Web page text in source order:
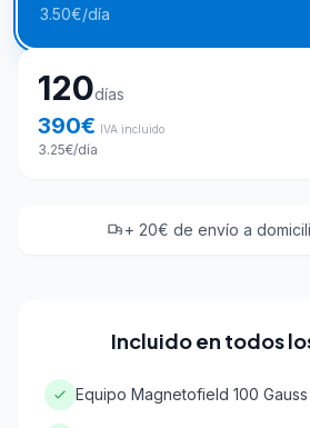
3.50€/día
120días
390€ IVA incluido
3.25€/día
+ 20€ de envío a
Incluido en todos
Equipo Magnetofield 100 Gauss